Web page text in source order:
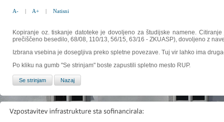
A- | A+ | Natisni
Kopiranje oz. tiskanje datoteke je dovoljeno za študijske namene.
prečiščeno besedilo, 68/08, 110/13, 56/15, 63/16 - ZKUASP), dovoljeno z
Izbrana vsebina je dosegljiva preko spletne povezave. Tuj vir lahko ima
Po kliku na gumb "Se strinjam" boste zapustili spletno mesto RUP.